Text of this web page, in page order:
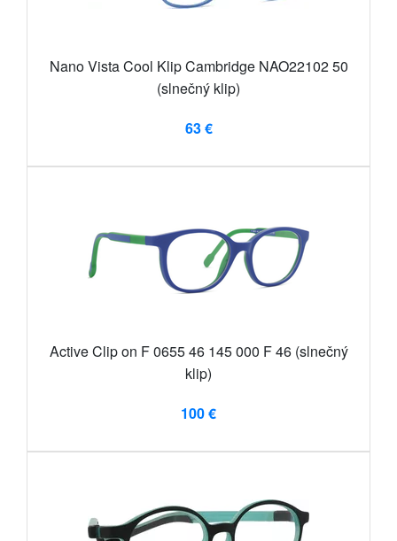
Nano Vista Cool Klip Cambridge NAO22102 50
(slnečný klip)
63 €
Active Clip on F 0655 46 145 000 F 46 (slnečný
klip)
100 €